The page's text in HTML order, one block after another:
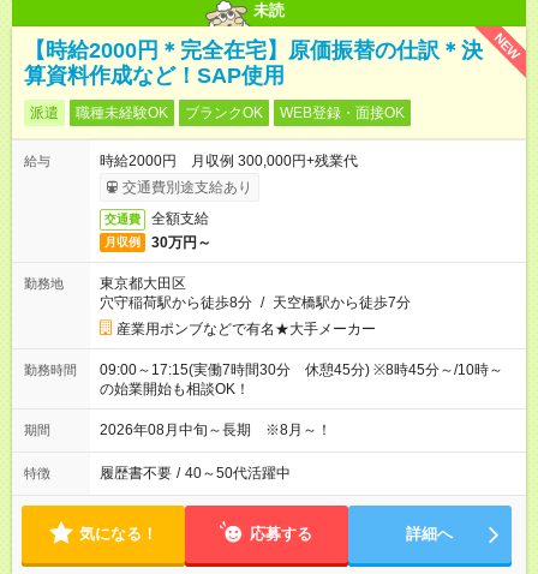
未読
NEW
【時給2000円＊完全在宅】原価振替の仕訳＊決
算資料作成など！SAP使用
派遣 職種未経験OK ブランクOK WEB登録・面接OK
給与
時給2000円 月収例 300,000円+残業代
交通費別途支給あり
交通費 全額支給
月収例 30万円～
勤務地
東京都大田区
穴守稲荷駅から徒歩8分 / 天空橋駅から徒歩7分
産業用ポンブなどで有名★大手メーカー
勤務時間
09:00～17:15(実働7時間30分 休憩45分) ※8時45分～/10時～
の始業開始も相談OK！
期間 2026年08月中旬～長期 ※8月～！
特徴 履歴書不要 / 40～50代活躍中
気になる！ 応募する 詳細へ